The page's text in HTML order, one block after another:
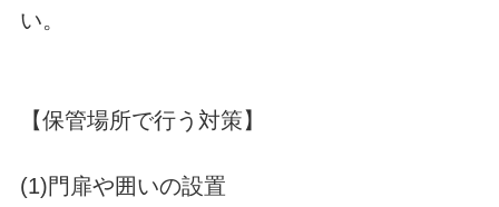
い。
【保管場所で行う対策】
(1)門扉や囲いの設置